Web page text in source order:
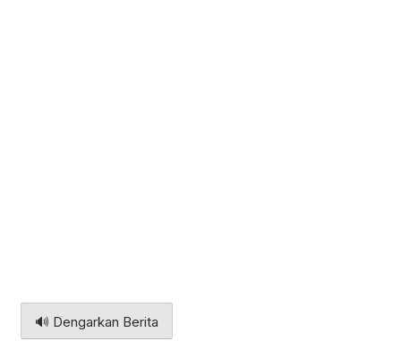
🔊 Dengarkan Berita